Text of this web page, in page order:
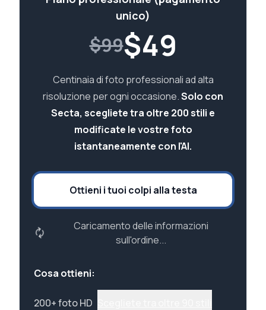
unico)
$99$49
Centinaia di foto professionali ad alta
risoluzione per ogni occasione.Solo con
Secta, scegliete tra oltre 200 stili e
modificate le vostre foto
istantaneamente con l'AI.
Ottieni i tuoi colpi alla testa
Caricamento delle informazioni
sull'ordine...
Cosa ottieni:
200+ foto HD